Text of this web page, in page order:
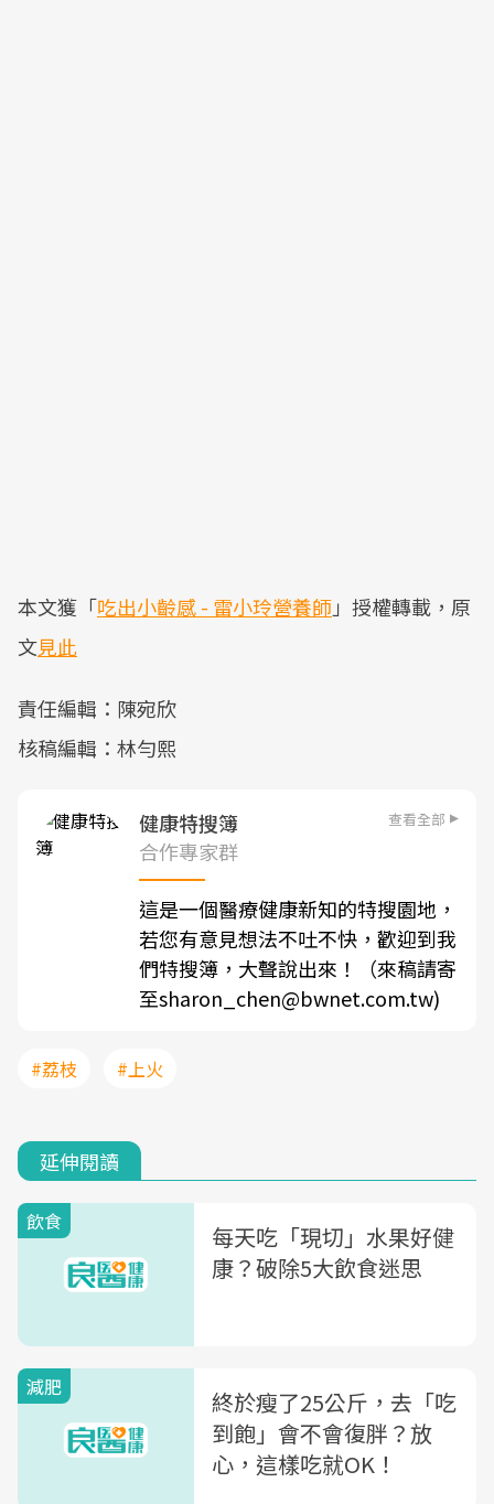
本文獲「吃出小齡感 - 雷小玲營養師」授權轉載，原
文見此
責任編輯：陳宛欣
核稿編輯：林勻熙
健康特搜簿 查看全部
合作專家群
這是一個醫療健康新知的特搜園地，
若您有意見想法不吐不快，歡迎到我
們特搜簿，大聲說出來！（來稿請寄
至sharon_chen@bwnet.com.tw)
#荔枝 #上火
延伸閱讀
飲食
每天吃「現切」水果好健
康？破除5大飲食迷思
減肥
終於瘦了25公斤，去「吃
到飽」會不會復胖？放
心，這樣吃就OK！